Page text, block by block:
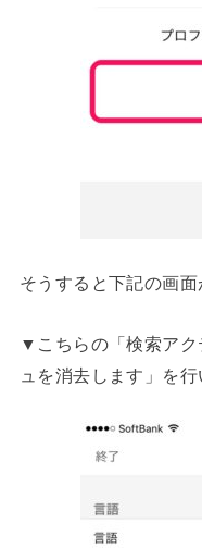
そうすると下記の画面
▼こちらの「検索アク
ュを消去します」を行